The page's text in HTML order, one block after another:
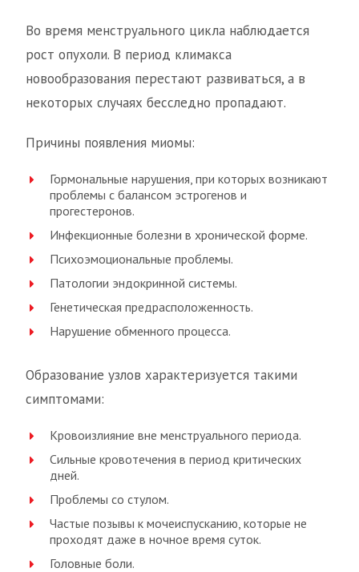
Во время менструального цикла наблюдается
рост опухоли. В период климакса
новообразования перестают развиваться, а в
некоторых случаях бесследно пропадают.
Причины появления миомы:
Гормональные нарушения, при которых возникают
проблемы с балансом эстрогенов и
прогестеронов.
Инфекционные болезни в хронической форме.
Психоэмоциональные проблемы.
Патологии эндокринной системы.
Генетическая предрасположенность.
Нарушение обменного процесса.
Образование узлов характеризуется такими
симптомами:
Кровоизлияние вне менструального периода.
Сильные кровотечения в период критических
дней.
Проблемы со стулом.
Частые позывы к мочеиспусканию, которые не
проходят даже в ночное время суток.
Головные боли.